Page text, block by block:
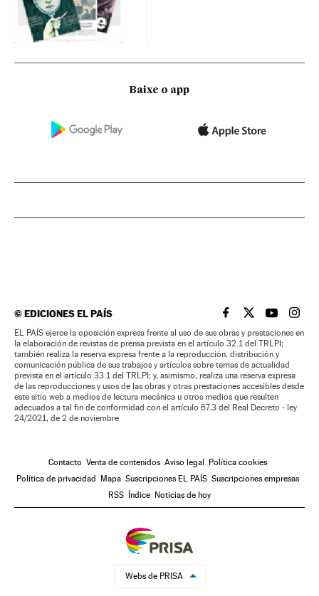
Baixe o app
©EDICIONES EL PAÍS EL PAÍS BRASIL EN
EL PAÍSEL PAÍS
EL
EL PAÍS ejerce la oposición expresa frente al uso de sus obras y prestaciones en
la elaboración de revistas de prensa prevista en el artículo 32.1 del TRLPI;
también realiza la reserva expresa frente a la reproducción, distribución y
comunicación pública de sus trabajos y artículos sobre temas de actualidad
prevista en el artículo 33.1 del TRLPI; y, asimismo, realiza una reserva expresa
de las reproducciones y usos de las obras y otras prestaciones accesibles desde
este sitio web a medios de lectura mecánica u otros medios que resulten
adecuados a tal fin de conformidad con el artículo 67.3 del Real Decreto - ley
24/2021, de 2 de noviembre
Contacto Venta de contenidos Aviso legal Política cookies
Política de privacidad Mapa Suscripciones EL PAÍS Suscripciones empresas
RSS Índice Noticias de hoy
Webs de PRISA